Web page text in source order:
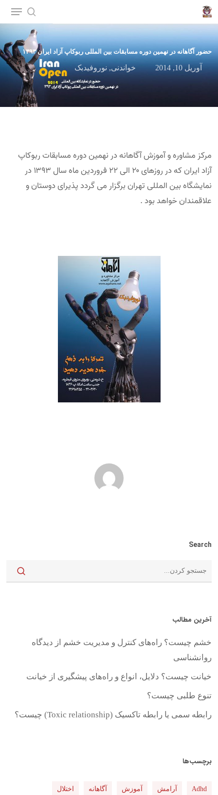
حضور آگاهانه در نهمین دوره مسابقات بین المللی ربوکاپ آزاد ایران ۱۳۹۳
آوریل 10, 2014 خواندنی, نوروفیدبک
مرکز مشاوره و آموزش آگاهانه در نهمین دوره مسابقات ربوکاپ
آزاد ایران که در روزهای ۲۰ الی ۲۲ فروردین ماه سال ۱۳۹۳ در
نمایشگاه بین المللی تهران برگزار می گردد پذیرای دوستان و
علاقمندان خواهد بود .
Search
آخرین مطالب
خشم چیست؟ راه‌های کنترل و مدیریت خشم از دیدگاه
روانشناسی
خیانت چیست؟ دلایل، انواع و راه‌های پیشگیری از خیانت
تنوع طلبی چیست؟
رابطه سمی یا رابطه تاکسیک (Toxic relationship) چیست؟
برچسب‌ها
Adhd آرامش آموزش آگاهانه اختلال